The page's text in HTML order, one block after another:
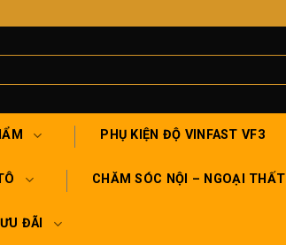
PHỤ KIỆN ĐỘ VINFAST VF3
CHĂM SÓC NỘI – NGOẠI THẤT
ĐÃI